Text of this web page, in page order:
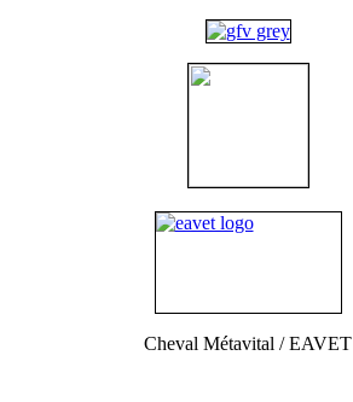
Cheval Métavital / EAVET